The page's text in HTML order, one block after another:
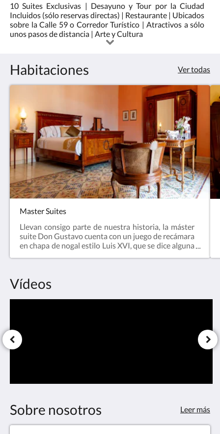
botones
siguiente
estrellas
:
5.0
10 Suites Exclusivas | Desayuno y Tour por la Ciudad
Incluidos (sólo reservas directas) | Restaurante | Ubicados
sobre la Calle 59 o Corredor Turístico | Atractivos a sólo
unos pasos de distancia | Arte y Cultura
Habitaciones Ver todas
Master Suites
Llevan consigo parte de nuestra historia, la máster
suite Don Gustavo cuenta con un juego de recámara
en chapa de nogal estilo Luis XVI, que se dice alguna
nos permite descansar en una cama enmarcada por
una cabecera de latón y bronce dorado, iluminada
por candiles de cristal. Ambas suites cuentan con
exposiciones artísticas y culturales.
Vídeos
Sobre nosotros Leer más